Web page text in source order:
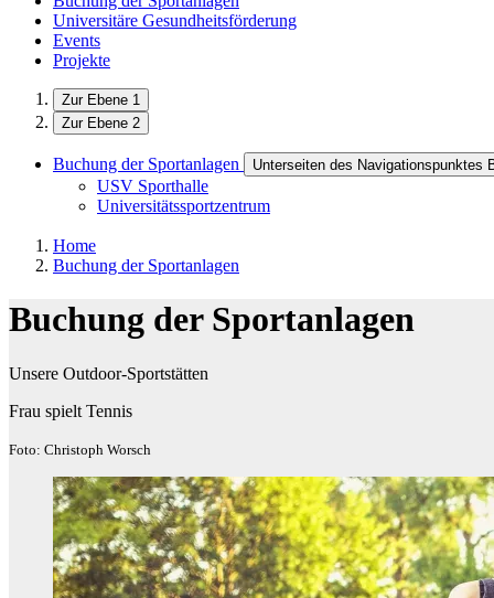
Universitäre Gesundheitsförderung
Events
Projekte
Zur Ebene 1
Zur Ebene 2
Buchung der Sportanlagen Unterseiten des Navigationspunktes
USV Sporthalle
Universitätssportzentrum
Home
Buchung der Sportanlagen
Buchung der Sportanlagen
Unsere Outdoor-Sportstätten
Frau spielt Tennis
Foto: Christoph Worsch